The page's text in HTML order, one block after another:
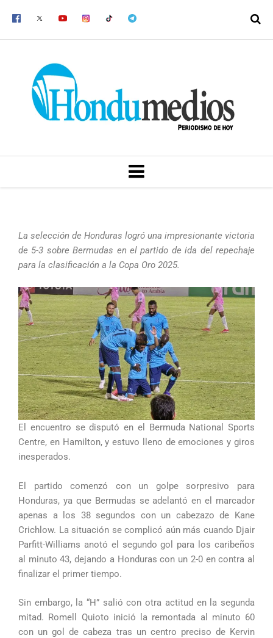
MENU
La selección de Honduras logró una impresionante victoria
de 5-3 sobre Bermudas en el partido de ida del repechaje
para la clasificación a la Copa Oro 2025.
El encuentro se disputó en el Bermuda National Sports
Centre, en Hamilton, y estuvo lleno de emociones y giros
inesperados.
El partido comenzó con un golpe sorpresivo para
Honduras, ya que Bermudas se adelantó en el marcador
apenas a los 38 segundos con un cabezazo de Kane
Crichlow. La situación se complicó aún más cuando Djair
Parfitt-Williams anotó el segundo gol para los caribeños
al minuto 43, dejando a Honduras con un 2-0 en contra al
finalizar el primer tiempo.
Sin embargo, la “H” salió con otra actitud en la segunda
mitad. Romell Quioto inició la remontada al minuto 60
con un gol de cabeza tras un centro preciso de Kervin